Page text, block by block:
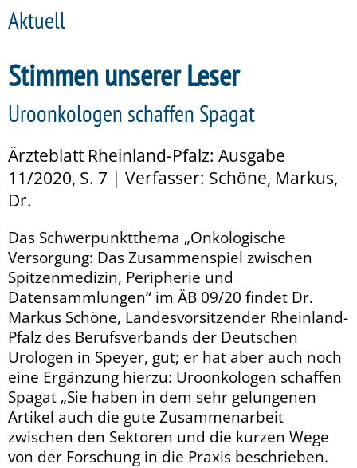
Aktuell
Stimmen unserer Leser
Uroonkologen schaffen Spagat
Ärzteblatt Rheinland-Pfalz: Ausgabe
11/2020, S. 7 | Verfasser: Schöne, Markus,
Dr.
Das Schwerpunktthema „Onkologische
Versorgung: Das Zusammenspiel zwischen
Spitzenmedizin, Peripherie und
Datensammlungen“ im ÄB 09/20 findet Dr.
Markus Schöne, Landesvorsitzender Rheinland-
Pfalz des Berufsverbands der Deutschen
Urologen in Speyer, gut; er hat aber auch noch
eine Ergänzung hierzu: Uroonkologen schaffen
Spagat „Sie haben in dem sehr gelungenen
Artikel auch die gute Zusammenarbeit
zwischen den Sektoren und die kurzen Wege
von der Forschung in die Praxis beschrieben.